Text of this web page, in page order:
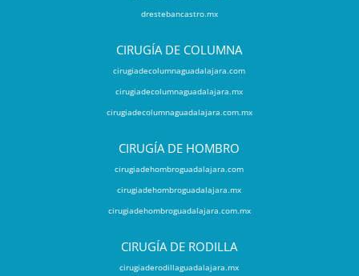
drestebancastro.mx
CIRUGÍA DE COLUMNA
cirugiadecolumnaguadalajara.com
cirugiadecolumnaguadalajara.mx
cirugiadecolumnaguadalajara.com.mx
CIRUGÍA DE HOMBRO
cirugiadehombroguadalajara.com
cirugiadehombroguadalajara.mx
cirugiadehombroguadalajara.com.mx
CIRUGÍA DE RODILLA
cirugiaderodillaguadalajara.mx